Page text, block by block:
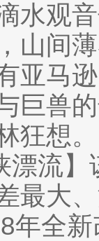
水观
山间
亚马
巨兽
狂想。
漂流
最大
年全